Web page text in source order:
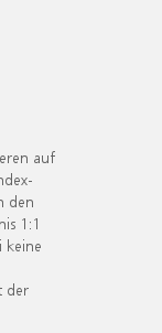
auf
den
1:1
keine
der